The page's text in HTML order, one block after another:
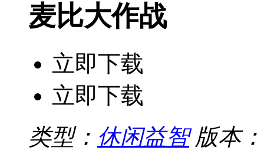
麦比大作战
立即下载
立即下载
类型： 休闲益智 版本